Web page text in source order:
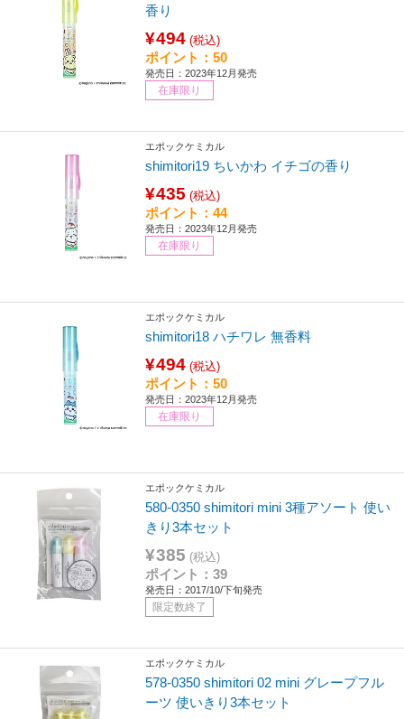
香り
¥494 (税込)
ポイント：50
発売日：2023年12月発売
在庫限り
エポックケミカル
shimitori19 ちいかわ イチゴの香り
¥435 (税込)
ポイント：44
発売日：2023年12月発売
在庫限り
エポックケミカル
shimitori18 ハチワレ 無香料
¥494 (税込)
ポイント：50
発売日：2023年12月発売
在庫限り
エポックケミカル
580-0350 shimitori mini 3種アソート 使い
きり3本セット
¥385 (税込)
ポイント：39
発売日：2017/10/下旬発売
限定数終了
エポックケミカル
578-0350 shimitori 02 mini グレープフル
ーツ 使いきり3本セット